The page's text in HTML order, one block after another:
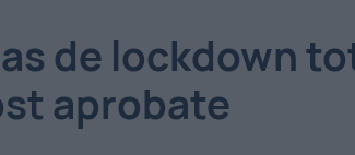
de lockdown
aprobate